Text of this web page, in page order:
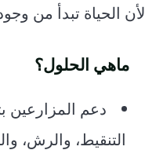
لأن الحياة تبدأ من
ماهي الحلول؟
دعم المزارعين
التنقيط، والرش،